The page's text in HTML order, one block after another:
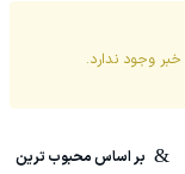
خبر وجود ندارد.
بر اساس محبوب ترین